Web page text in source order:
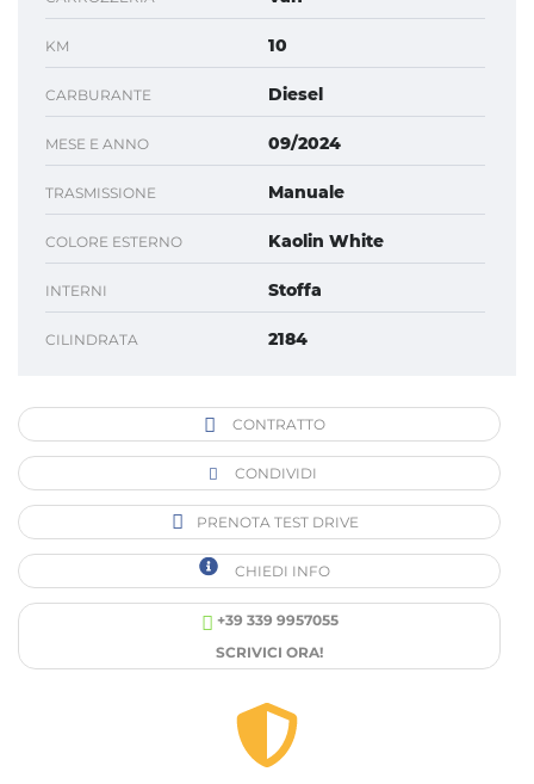
KM 10
CARBURANTE Diesel
MESE E ANNO 09/2024
TRASMISSIONE Manuale
COLORE ESTERNO Kaolin White
INTERNI Stoffa
CILINDRATA 2184
CONTRATTO
CONDIVIDI
PRENOTA TEST DRIVE
CHIEDI INFO
+39 339 9957055
SCRIVICI ORA!